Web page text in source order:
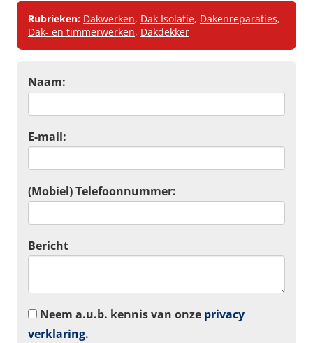
Rubrieken: Dakwerken, Dak Isolatie, Dakenreparaties,
Dak- en timmerwerken, Dakdekker
Naam:
E-mail:
(Mobiel) Telefoonnummer:
Bericht
Neem a.u.b. kennis van onze privacy
verklaring.